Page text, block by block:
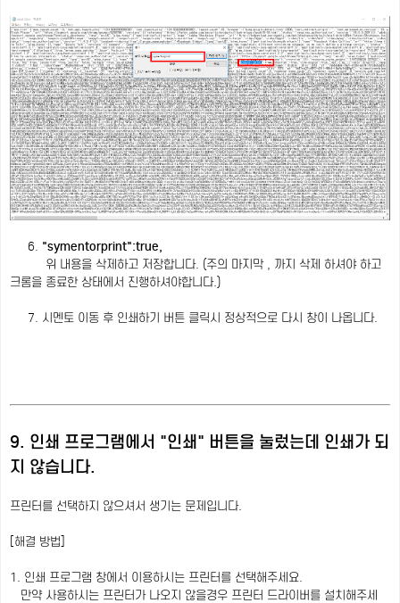
6. "symentorprint":true,
위 내용을 삭제하고 저장합니다. (주의 마지막 , 까지 삭제 하셔야 하고
크롬을 종료한 상태에서 진행하셔야합니다.)
7. 시멘토 이동 후 인쇄하기 버튼 클릭시 정상적으로 다시 창이 나옵니다.
9. 인쇄 프로그램에서 "인쇄" 버튼을 눌렀는데 인쇄가 되
지 않습니다.
프린터를 선택하지 않으셔서 생기는 문제입니다.
[해결 방법]
1. 인쇄 프로그램 창에서 이용하시는 프린터를 선택해주세요.
만약 사용하시는 프린터가 나오지 않을경우 프린터 드라이버를 설치해주세